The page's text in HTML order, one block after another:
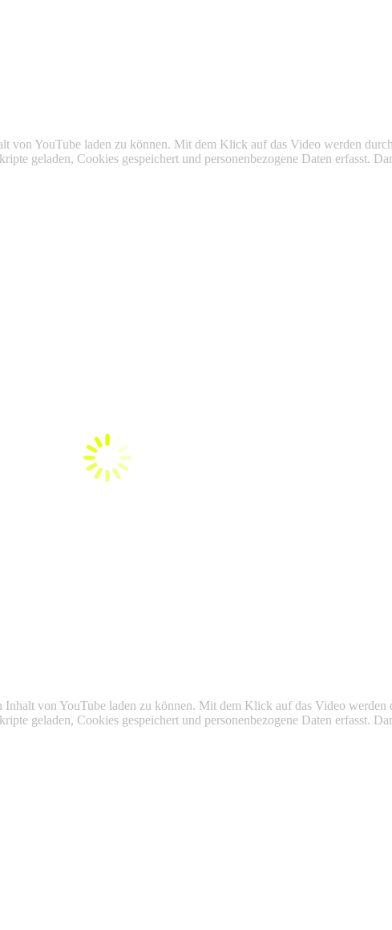
YouTube laden zu können. Mit dem Klick auf das Video werden
geladen, Cookies gespeichert und personenbezogene Daten erfasst.
von YouTube laden zu können. Mit dem Klick auf das Video werden
geladen, Cookies gespeichert und personenbezogene Daten erfasst.